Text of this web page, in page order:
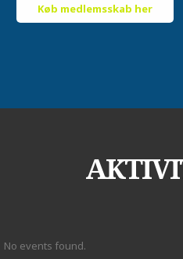
Køb medlemsskab her
No events found.